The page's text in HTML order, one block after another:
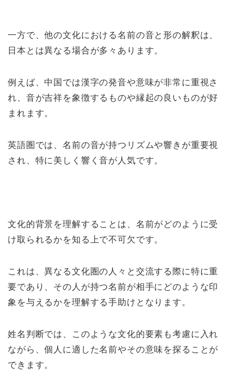
一方で、他の文化における名前の音と形の解釈は、
日本とは異なる場合が多々あります。
例えば、中国では漢字の発音や意味が非常に重視さ
れ、音が吉祥を象徴するものや縁起の良いものが好
まれます。
英語圏では、名前の音が持つリズムや響きが重要視
され、特に美しく響く音が人気です。
文化的背景を理解することは、名前がどのように受
け取られるかを知る上で不可欠です。
これは、異なる文化圏の人々と交流する際に特に重
要であり、その人が持つ名前が相手にどのような印
象を与えるかを理解する手助けとなります。
姓名判断では、このような文化的要素も考慮に入れ
ながら、個人に適した名前やその意味を探ることが
できます。